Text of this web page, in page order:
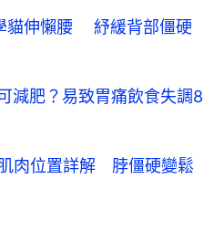
貓伸懶腰 紓緩背部僵硬
減肥？易致胃痛飲食失調8
肌肉位置詳解 脖僵硬變鬆